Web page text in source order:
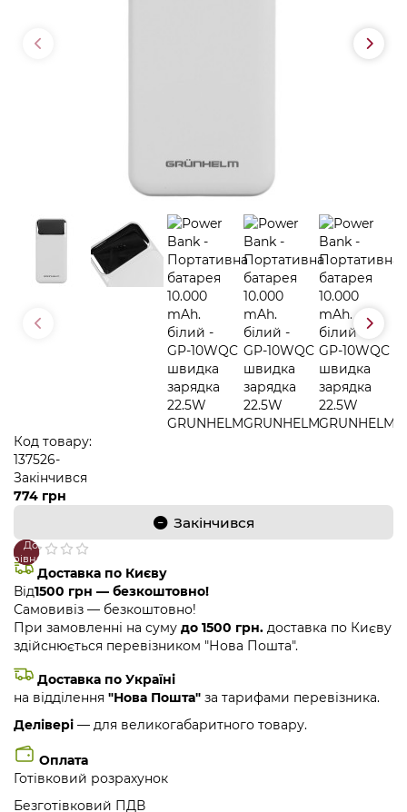
Код товару:
137526-
Закінчився
774 грн
Закінчився
В
закладки
До
Доставка по Києву
Від1500 грн — безкоштовно!
Самовивіз — безкоштовно!
При замовленні на суму до 1500 грн. доставка по Києву
здійснюється перевізником "Нова Пошта".
Доставка по Україні
на відділення "Нова Пошта" за тарифами перевізника.
Делівері — для великогабаритного товару.
Оплата
Готівковий розрахунок
Безготівковий ПДВ